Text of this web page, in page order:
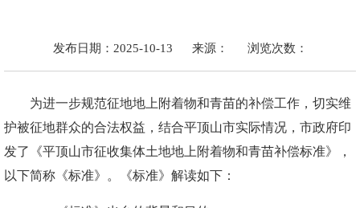
发布日期：2025-10-13 来源： 浏览次数：
为进一步规范征地地上附着物和青苗的补偿工作，切实维
护被征地群众的合法权益， 结合平顶山市实际情况， 市政府印
发了《平顶山市征收集体土地地上附着物和青苗补偿标准》，
以下简称《标准》。《标准》解读如下 ：